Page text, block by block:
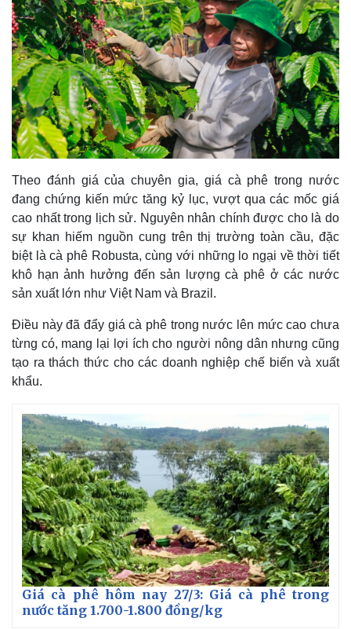
Thế giới
Quan sát
Cuộc sống đó đây
Hồ sơ
Multimedia
Video
Ảnh
E-Magazine
Infographic
Theo đánh giá của chuyên gia, giá cà phê trong nước
đang chứng kiến mức tăng kỷ lục, vượt qua các mốc giá
cao nhất trong lịch sử. Nguyên nhân chính được cho là do
sự khan hiếm nguồn cung trên thị trường toàn cầu, đặc
biệt là cà phê Robusta, cùng với những lo ngại về thời tiết
khô hạn ảnh hưởng đến sản lượng cà phê ở các nước
sản xuất lớn như Việt Nam và Brazil.
Điều này đã đẩy giá cà phê trong nước lên mức cao chưa
từng có, mang lại lợi ích cho người nông dân nhưng cũng
tạo ra thách thức cho các doanh nghiệp chế biến và xuất
khẩu.
Giá cà phê hôm nay 27/3: Giá cà phê trong
nước tăng 1.700-1.800 đồng/kg